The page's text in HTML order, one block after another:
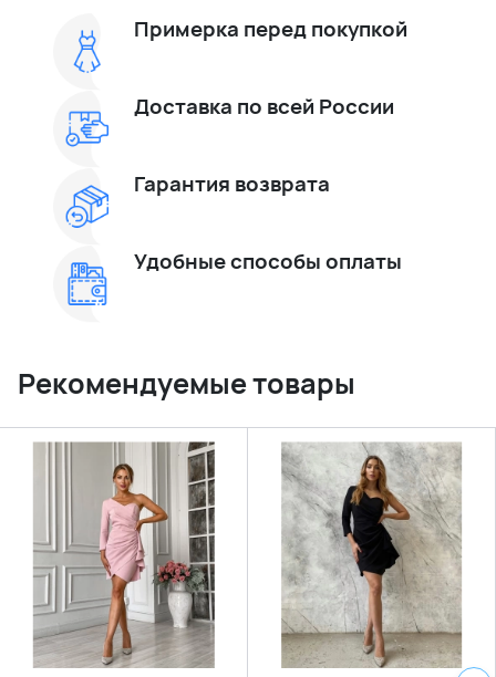
Примерка перед покупкой
Доставка по всей России
Гарантия возврата
Удобные способы оплаты
Рекомендуемые товары